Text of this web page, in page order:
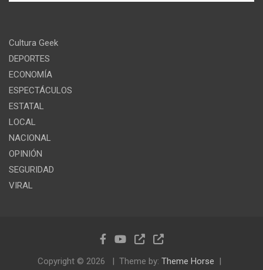
Cultura Geek
DEPORTES
ECONOMÍA
ESPECTÁCULOS
ESTATAL
LOCAL
NACIONAL
OPINIÓN
SEGURIDAD
VIRAL
Copyright © 2026 Theme by: Theme Horse